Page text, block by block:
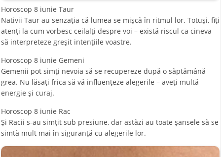
Horoscop 8 iunie Taur
Nativii Taur au senzația că lumea se mișcă în ritmul lor. Totuși, fiți
atenți la cum vorbesc ceilalți despre voi – există riscul ca cineva
să interpreteze greșit intențiile voastre.
Horoscop 8 iunie Gemeni
Gemenii pot simţi nevoia să se recupereze după o săptămână
grea. Nu lăsați frica să vă influențeze alegerile – aveți multă
energie și curaj.
Horoscop 8 iunie Rac
Şi Racii s-au simţit sub presiune, dar astăzi au toate șansele să se
simtă mult mai în siguranță cu alegerile lor.